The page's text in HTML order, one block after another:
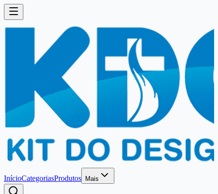
InícioCategoriasProdutos Mais